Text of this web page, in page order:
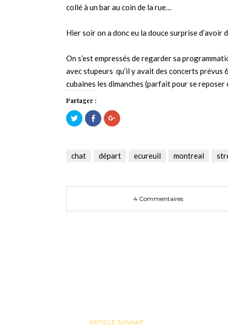
collé à un bar au coin de la rue…
Hier soir on a donc eu la douce surprise
On s’est empressés de regarder sa
avec stupeurs qu’il y avait des concerts
cubaines les dimanches (parfait pour se
Partager :
Cliquez
pour
partager
une
nouvelle
Cliquez
pour
partager
une
nouvelle
Cliquez
pour
dans
une
chat départ ecureuil montreal
4 Commentaires
ARTICLE SUIVANT